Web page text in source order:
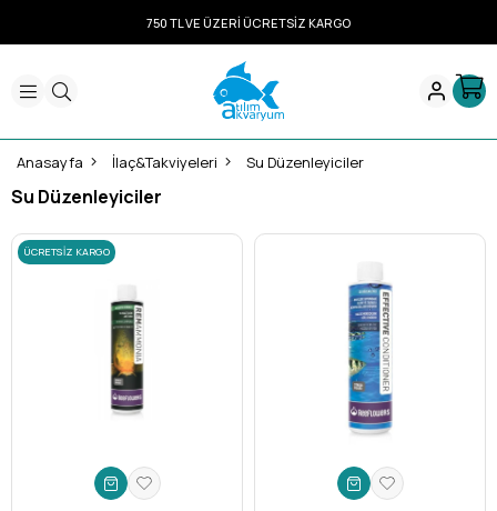
750 TL VE ÜZERİ ÜCRETSİZ KARGO
Anasayfa İlaç&Takviyeleri Su Düzenleyiciler
Su Düzenleyiciler
ÜCRETSIZ KARGO